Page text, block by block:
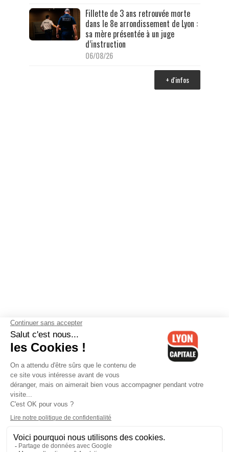
Fillette de 3 ans retrouvée morte
dans le 8e arrondissement de Lyon :
sa mère présentée à un juge
d’instruction
06/08/26
+ d'infos
Contactez-nous-Mentions légales-CGV-Politique de